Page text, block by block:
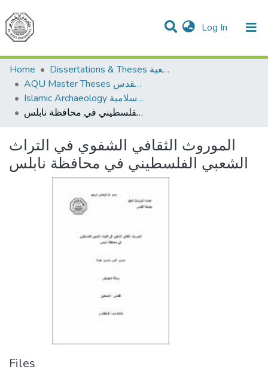
Log In (current)
Communities & Collections
All of DSpace
Home
Dissertations & Theses الرسائل الجامعية
AQU Master Theses الرسائل الجامعية الخاصة بجامعة القدس
Islamic Archaeology الأثار الاسلامية
الموروث الثقافي الشفوي في التراث الشعبي الفلسطيني في محافظة نابلس
الموروث الثقافي الشفوي في التراث
الشعبي الفلسطيني في محافظة نابلس
Files